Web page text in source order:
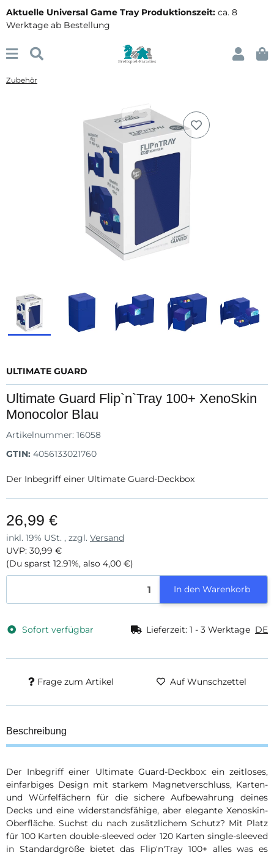
Aktuelle Universal Game Tray Produktionszeit: ca. 8
Werktage ab Bestellung
Zubehör
ULTIMATE GUARD
Ultimate Guard Flip`n`Tray 100+ XenoSkin
Monocolor Blau
Artikelnummer: 16058
GTIN: 4056133021760
Der Inbegriff einer Ultimate Guard-Deckbox
26,99 €
inkl. 19% USt. , zzgl. Versand
UVP: 30,99 €
(Du sparst 12.91%, also 4,00 €)
In den Warenkorb
Sofort verfügbar Lieferzeit: 1 - 3 Werktage DE
Frage zum Artikel Auf Wunschzettel
Beschreibung
Der Inbegriff einer Ultimate Guard-Deckbox: ein zeitloses,
einfarbiges Design mit starkem Magnetverschluss, Karten-
und Würfelfächern für die sichere Aufbewahrung deines
Decks und eine widerstandsfähige, aber elegante Xenoskin-
Oberfläche. Suchst du nach zusätzlichem Schutz? Mit Platz
für 100 Karten double-sleeved oder 120 Karten single-sleeved
in Standardgröße bietet das Flip'n'Tray 100+ alles was es